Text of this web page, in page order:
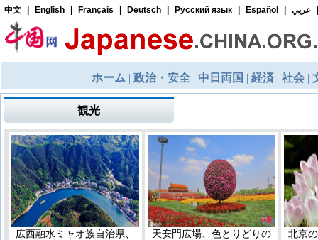
観光
広西融水ミャオ族自治県、
天安門広場、色とりどりの
北京